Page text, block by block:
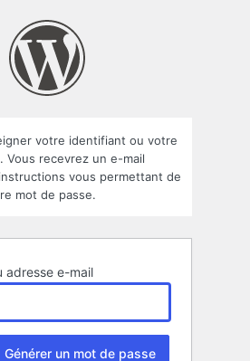
votre identifiant ou votre
Vous recevrez un e-mail
vous permettant de
mot de passe.
adresse e-mail